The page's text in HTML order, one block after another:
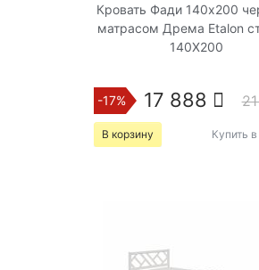
Кровать Фади 140х200
матрасом Дрема Etalon
140Х200
-17% 17 888
В корзину Купить в